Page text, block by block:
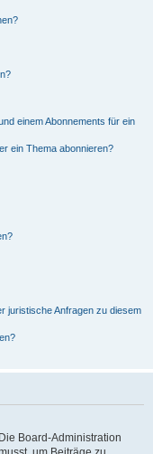
einem Abonnements für ein
ein Thema abonnieren?
juristische Anfragen zu diesem
Board-Administration